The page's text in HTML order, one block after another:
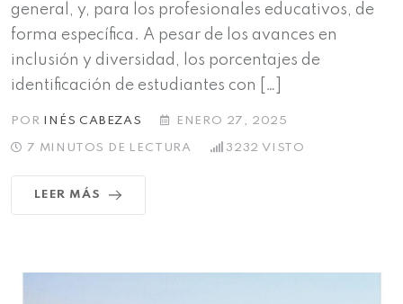
general, y, para los profesionales educativos, de
forma específica. A pesar de los avances en
inclusión y diversidad, los porcentajes de
identificación de estudiantes con […]
POR INÉS CABEZAS ENERO 27, 2025
7 MINUTOS DE LECTURA 3232 VISTO
LEER MÁS